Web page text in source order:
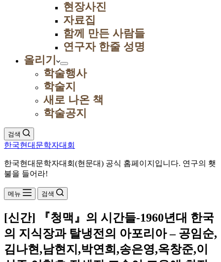
현장사진
자료집
함께 만든 사람들
연구자 한줄 성명
올리기
학술행사
학술지
새로 나온 책
학술공지
검색
한국현대문학자대회
한국현대문학자대회(현문대) 공식 홈페이지입니다. 연구의 횃
불을 들어라!
메뉴 검색
[신간] 『청맥』의 시간들-1960년대 한국
의 지식장과 탈냉전의 아포리아 – 공임순,
김나현,남현지,박연희,송은영,옥창준,이